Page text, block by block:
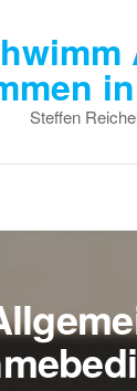
Steffen